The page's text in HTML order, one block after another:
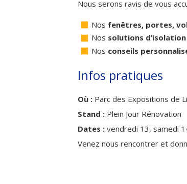
Nous serons ravis de vous
Nos fenêtres, portes,
Nos solutions
Nos conseils
Infos pratiques
Où : Parc des Expositions de
Stand : Plein Jour Rénovation
Dates : vendredi 13, samedi
Venez nous rencontrer et